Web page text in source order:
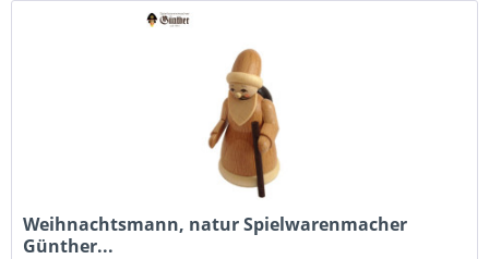
Weihnachtsmann, natur Spielwarenmacher
Günther...